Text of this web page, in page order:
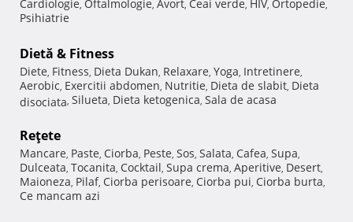
Cardiologie, Oftalmologie, Avort, Ceai verde, HIV, Ortopedie,
Psihiatrie
Dietă & Fitness
Diete, Fitness, Dieta Dukan, Relaxare, Yoga, Intretinere,
Aerobic, Exercitii abdomen, Nutritie, Dieta de slabit, Dieta
disociata, Silueta, Dieta ketogenica, Sala de acasa
Reţete
Mancare, Paste, Ciorba, Peste, Sos, Salata, Cafea, Supa,
Dulceata, Tocanita, Cocktail, Supa crema, Aperitive, Desert,
Maioneza, Pilaf, Ciorba perisoare, Ciorba pui, Ciorba burta,
Ce mancam azi